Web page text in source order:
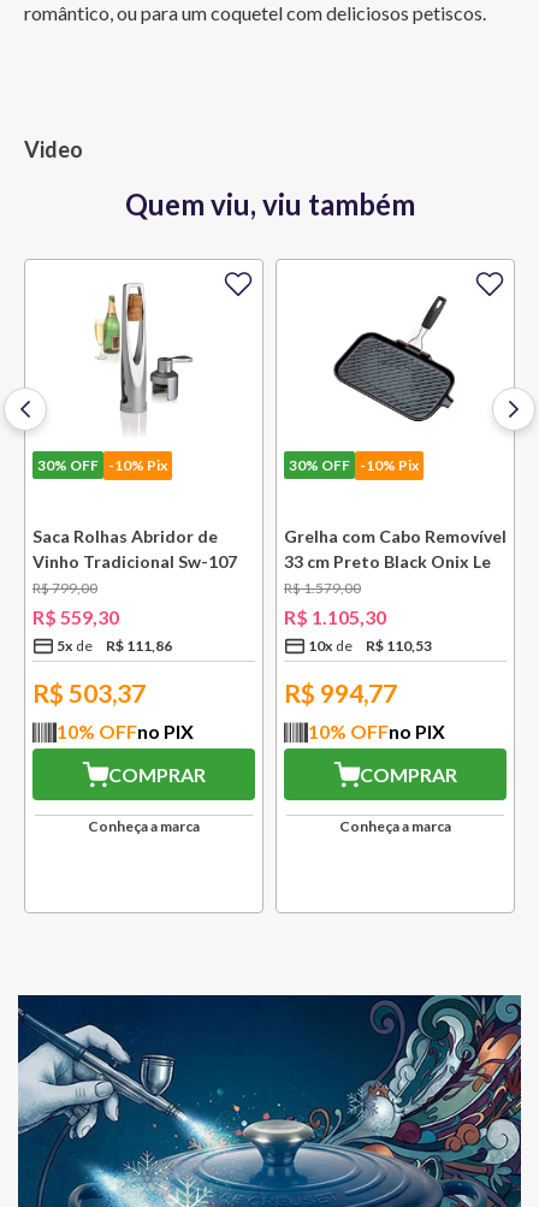
romântico, ou para um coquetel com deliciosos petiscos.
Video
Quem viu, viu também
30% OFF -10% Pix
Saca Rolhas Abridor de
Vinho Tradicional Sw-107
Ply Le Creuset
R$799,00
R$ 559,30
5x R$ 111,86
R$ 503,37
10% OFFno PIX
COMPRAR
Conheça a marca
30% OFF -10% Pix
Grelha com Cabo Removível
33 cm Preto Black Onix Le
Creuset
R$1.579,00
R$ 1.105,30
10x R$ 110,53
R$ 994,77
10% OFFno PIX
COMPRAR
Conheça a marca